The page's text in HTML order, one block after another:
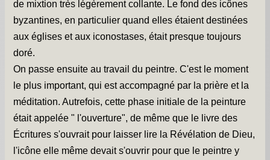
Travaux -
Informations pratiques -
Informations diverses -
Petit survol du village -
Gîtes de groupe -
Album photos -
de mixtion très légèrement collante. Le fond des icônes
byzantines, en particulier quand elles étaient destinées
aux églises et aux iconostases, était presque toujours
doré.
On passe ensuite au travail du peintre. C'est le moment
le plus important, qui est accompagné par la prière et la
méditation. Autrefois, cette phase initiale de la peinture
était appelée " l'ouverture", de même que le livre des
Écritures s'ouvrait pour laisser lire la Révélation de Dieu,
l'icône elle même devait s'ouvrir pour que le peintre y